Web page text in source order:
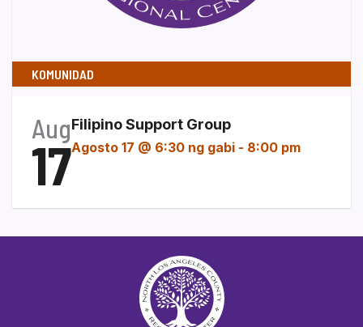
KOMUNIDAD
Aug
17
Filipino Support Group
Agosto 17 @ 6:30 ng gabi - 8:00 pm